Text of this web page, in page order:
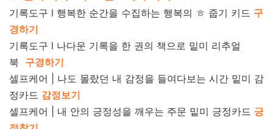
기록도구 l 행복한 순간을 수집하는 행복의 ㅎ 줍기 키드 구
경하기
기록도구 l 나다운 기록을 한 권의 책으로 밑미 리추얼
북 구경하기
셀프케어 | 나도 몰랐던 내 감정을 들여다보는 시간 밑미 감
정카드 감정보기
셀프케어 | 내 안의 긍정성을 깨우는 주문 밑미 긍정카드 긍